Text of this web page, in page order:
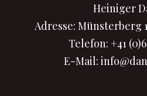
Heiniger
Adresse: Münsterberg
Telefon: +41
E-Mail: